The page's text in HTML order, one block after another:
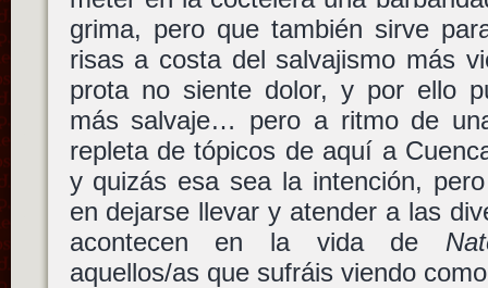
grima, pero que también sirve
risas a costa del salvajismo más
prota no siente dolor, y por ello
más salvaje… pero a ritmo de
repleta de tópicos de aquí a
y quizás esa sea la intención,
en dejarse llevar y atender a las
acontecen en la vida de
aquellos/as que sufráis viendo